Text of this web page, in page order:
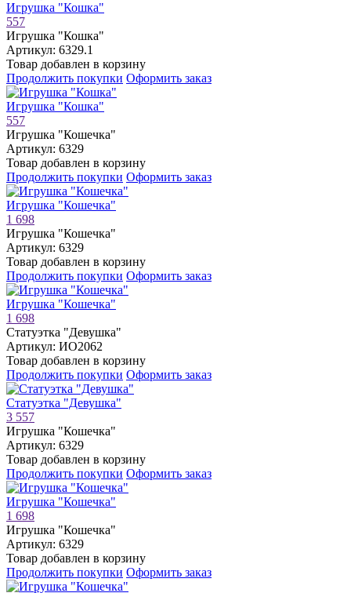
Игрушка "Кошка"
557
Игрушка "Кошка"
Артикул: 6329.1
Товар добавлен в корзину
Продолжить покупки Оформить заказ
Игрушка "Кошка"
557
Игрушка "Кошечка"
Артикул: 6329
Товар добавлен в корзину
Продолжить покупки Оформить заказ
Игрушка "Кошечка"
1 698
Игрушка "Кошечка"
Артикул: 6329
Товар добавлен в корзину
Продолжить покупки Оформить заказ
Игрушка "Кошечка"
1 698
Статуэтка "Девушка"
Артикул: ИО2062
Товар добавлен в корзину
Продолжить покупки Оформить заказ
Статуэтка "Девушка"
3 557
Игрушка "Кошечка"
Артикул: 6329
Товар добавлен в корзину
Продолжить покупки Оформить заказ
Игрушка "Кошечка"
1 698
Игрушка "Кошечка"
Артикул: 6329
Товар добавлен в корзину
Продолжить покупки Оформить заказ